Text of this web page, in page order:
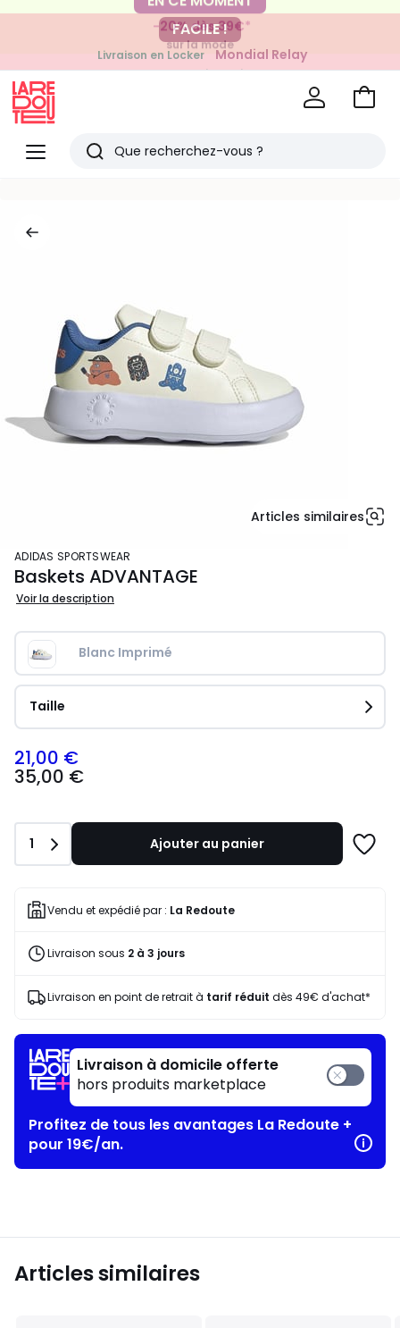
-20% dès 39€*
sur la mode
FACILE !
Livraison en Locker Mondial Relay
pour vos petits articles
Menu
Redoute
Rechercher
Voir
Articles similaires
ADIDAS SPORTSWEAR
Baskets ADVANTAGE
Voir la description
Blanc Imprimé
Taille
35,00
€
programme
pour
21,00
21,00 €
35,00 €
Quantité
1 Ajouter au panier
Vendu et expédié par : La Redoute
Livraison sous 2 à 3 jours
Livraison en point de retrait à tarif réduit dès 49€ d'achat*
Livraison à domicile offerte
hors produits marketplace
Profitez de tous les avantages La Redoute +
pour 19€/an.
Articles similaires